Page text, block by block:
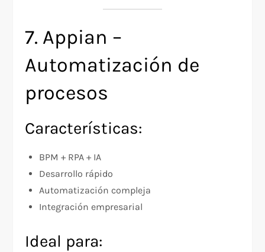
7. Appian –
Automatización de
procesos
Características:
BPM + RPA + IA
Desarrollo rápido
Automatización compleja
Integración empresarial
Ideal para: